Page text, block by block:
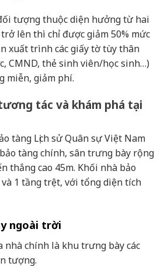
tượng thuộc diện hưởng từ hai
lên thì chỉ được giảm 50% mức
xuất trình các giấy tờ tùy thân
CMND, thẻ sinh viên/học sinh…)
miễn, giảm phí.
tác và khám phá tại
tàng Lịch sử Quân sự Việt Nam
tàng chính, sân trưng bày rộng
thắng cao 45m. Khối nhà bảo
1 tầng trệt, với tổng diện tích
ngoài trời
nhà chính là khu trưng bày các
tượng.